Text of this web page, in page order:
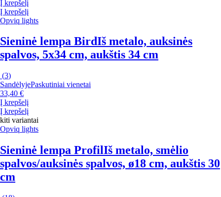
Į krepšelį
Į krepšelį
Opviq lights
Sieninė lempa BirdIš metalo, auksinės
spalvos, 5x34 cm, aukštis 34 cm
(3)
SandėlyjePaskutiniai vienetai
33,40 €
Į krepšelį
Į krepšelį
kiti variantai
Opviq lights
Sieninė lempa ProfilIš metalo, smėlio
spalvos/auksinės spalvos, ø18 cm, aukštis 30
cm